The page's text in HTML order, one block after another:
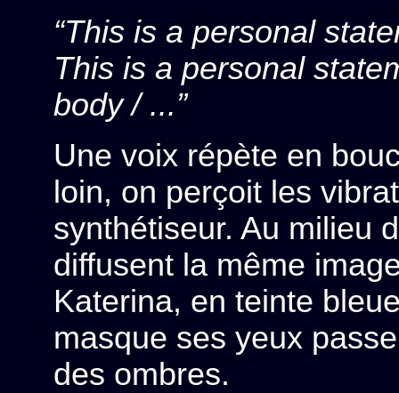
“This is a personal
This is a personal
body / ...”
Une voix répète en
loin, on perçoit les
synthétiseur. Au milieu
diffusent la même
Katerina, en teinte
masque ses yeux
des ombres.